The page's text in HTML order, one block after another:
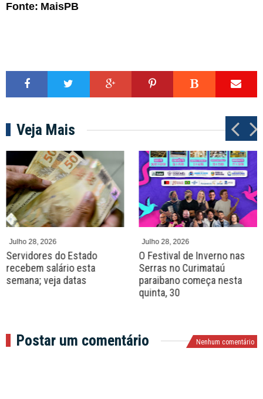
Fonte: MaisPB
Veja Mais
Julho 28, 2026
Servidores do Estado
recebem salário esta
semana; veja datas
Julho 28, 2026
O Festival de Inverno nas
Serras no Curimataú
paraibano começa nesta
quinta, 30
P
r
e
v
N
e
x
t
Postar um comentário Nenhum comentário